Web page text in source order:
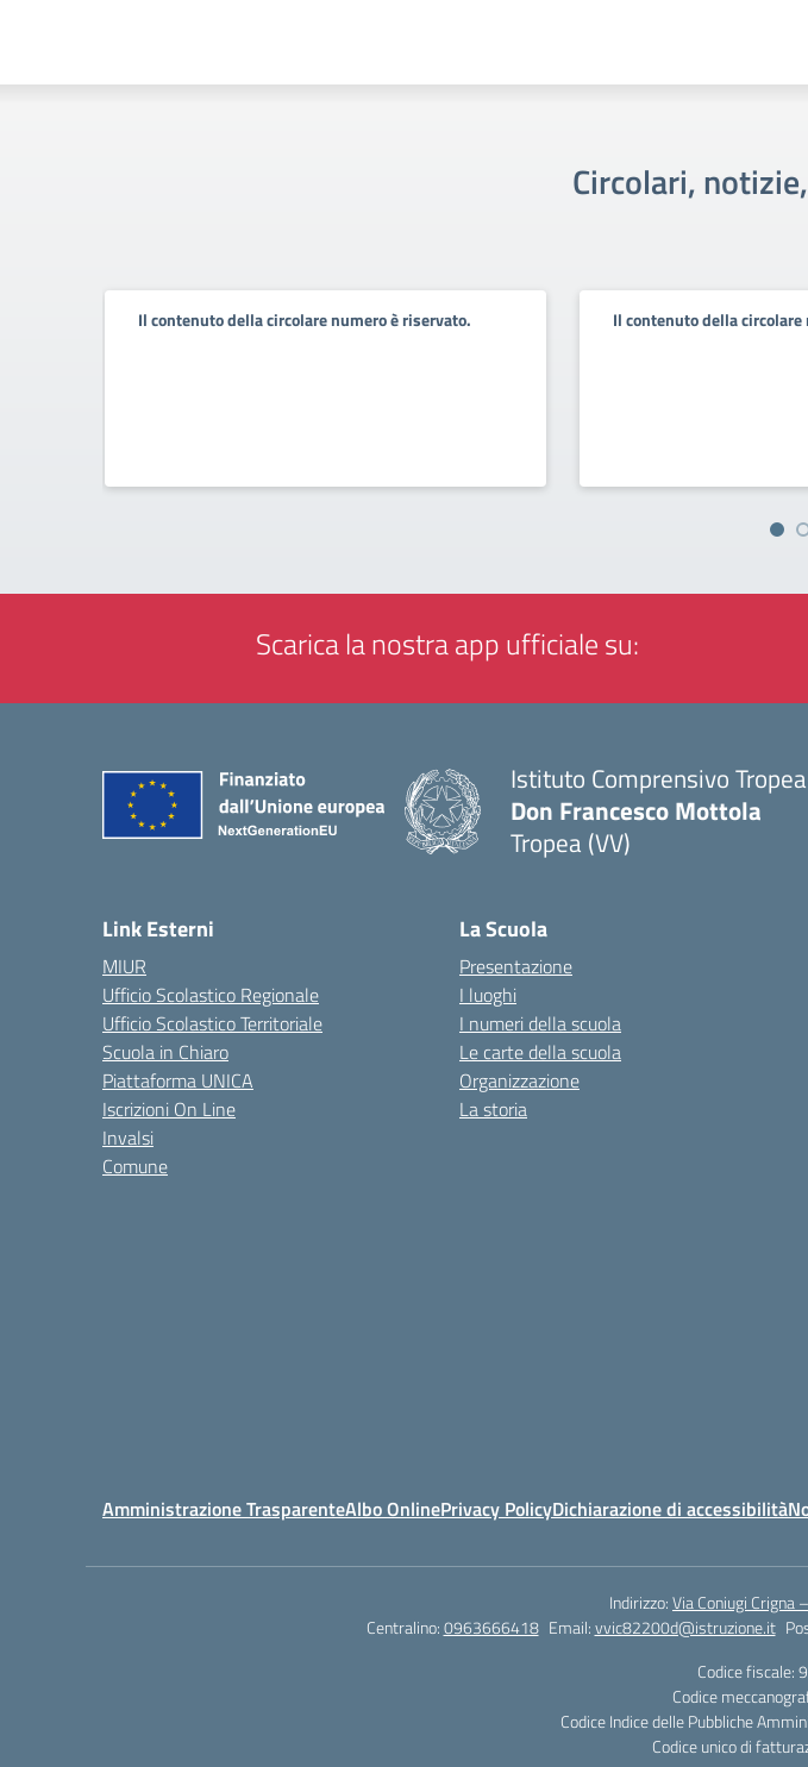
Circolari,
Il contenuto della circolare numero è riservato. Il contenuto della
Scarica la nostra app ufficiale su:
Istituto Comprensivo
Don Francesco Mottola
Tropea (VV)
Link Esterni
MIUR
Ufficio Scolastico Regionale
Ufficio Scolastico Territoriale
Scuola in Chiaro
Piattaforma UNICA
Iscrizioni On Line
Invalsi
Comune
La Scuola
Presentazione
I luoghi
I numeri della scuola
Le carte della scuola
Organizzazione
La storia
Amministrazione TrasparenteAlbo OnlinePrivacy PolicyDichiarazione di accessibilità
Indirizzo:Via Coniugi Crigna
Centralino:0963666418 Email:vvic82200d@istruzione.it
Codice fiscale:
Codice
Codice Indice delle Pubbliche
Codice unico di